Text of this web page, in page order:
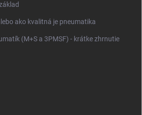
ako kvalitná je pneumatika
(M+S a 3PMSF) - krátke zhrnutie